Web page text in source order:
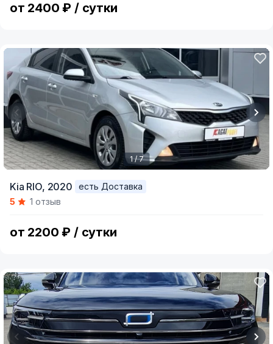
от 2400 ₽ / сутки
of
1 / 7
Kia RIO, 2020
есть Доставка
5
1 отзыв
от 2200 ₽ / сутки